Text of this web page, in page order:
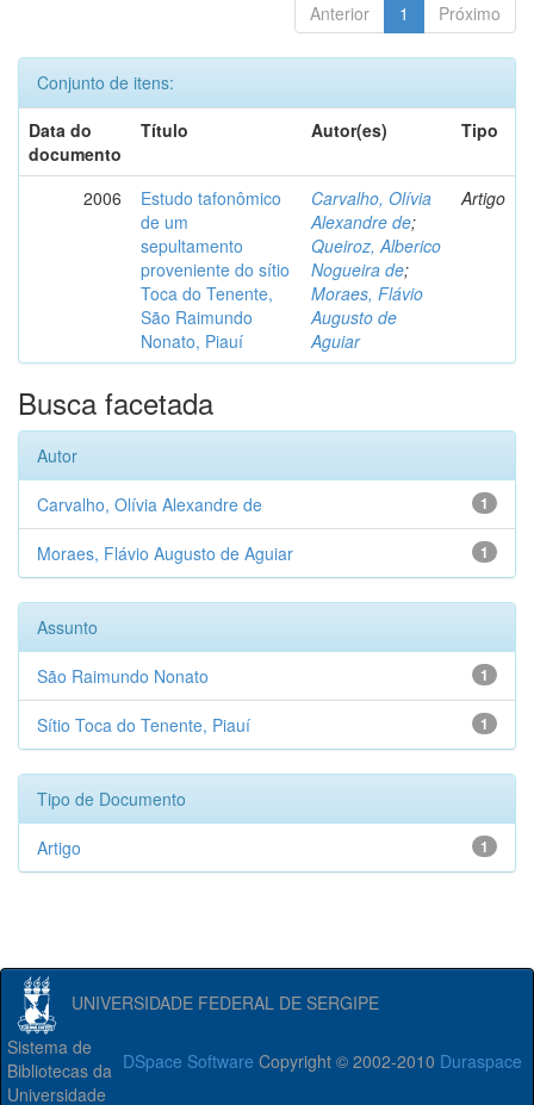
Anterior 1 Próximo
Conjunto de itens:
Data do
documento
Título Autor(es) Tipo
2006
Estudo tafonômico
de um
sepultamento
proveniente do sítio
Toca do Tenente,
São Raimundo
Nonato, Piauí
Carvalho, Olívia
Alexandre de;
Queiroz, Alberico
Nogueira de;
Moraes, Flávio
Augusto de
Aguiar
Artigo
Busca facetada
Autor
1
Carvalho, Olívia Alexandre de
1
Moraes, Flávio Augusto de Aguiar
Assunto
1
São Raimundo Nonato
1
Sítio Toca do Tenente, Piauí
Tipo de Documento
1
Artigo
UNIVERSIDADE FEDERAL DE SERGIPE
DSpace Software Copyright © 2002-2010 Duraspace
Sistema de
Bibliotecas da
Universidade